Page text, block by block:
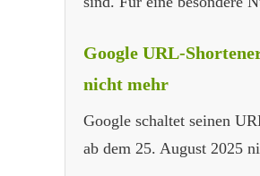
Google URL-
nicht mehr
Google schaltet seinen
ab dem 25. August 2025